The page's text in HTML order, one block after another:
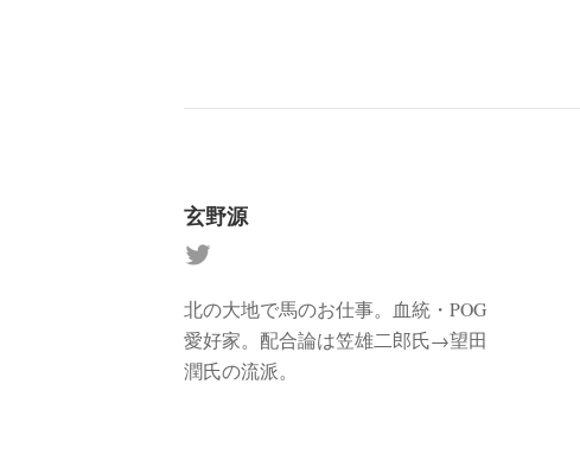
玄野源
北の大地で馬のお仕事。血統・POG
愛好家。配合論は笠雄二郎氏→望田
潤氏の流派。